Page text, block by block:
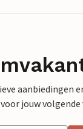
aanbiedingen
jouw